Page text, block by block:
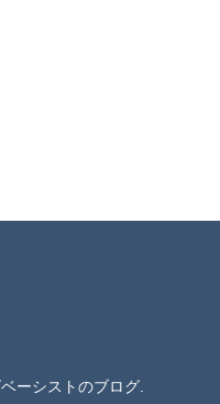
ーシストのブログ.